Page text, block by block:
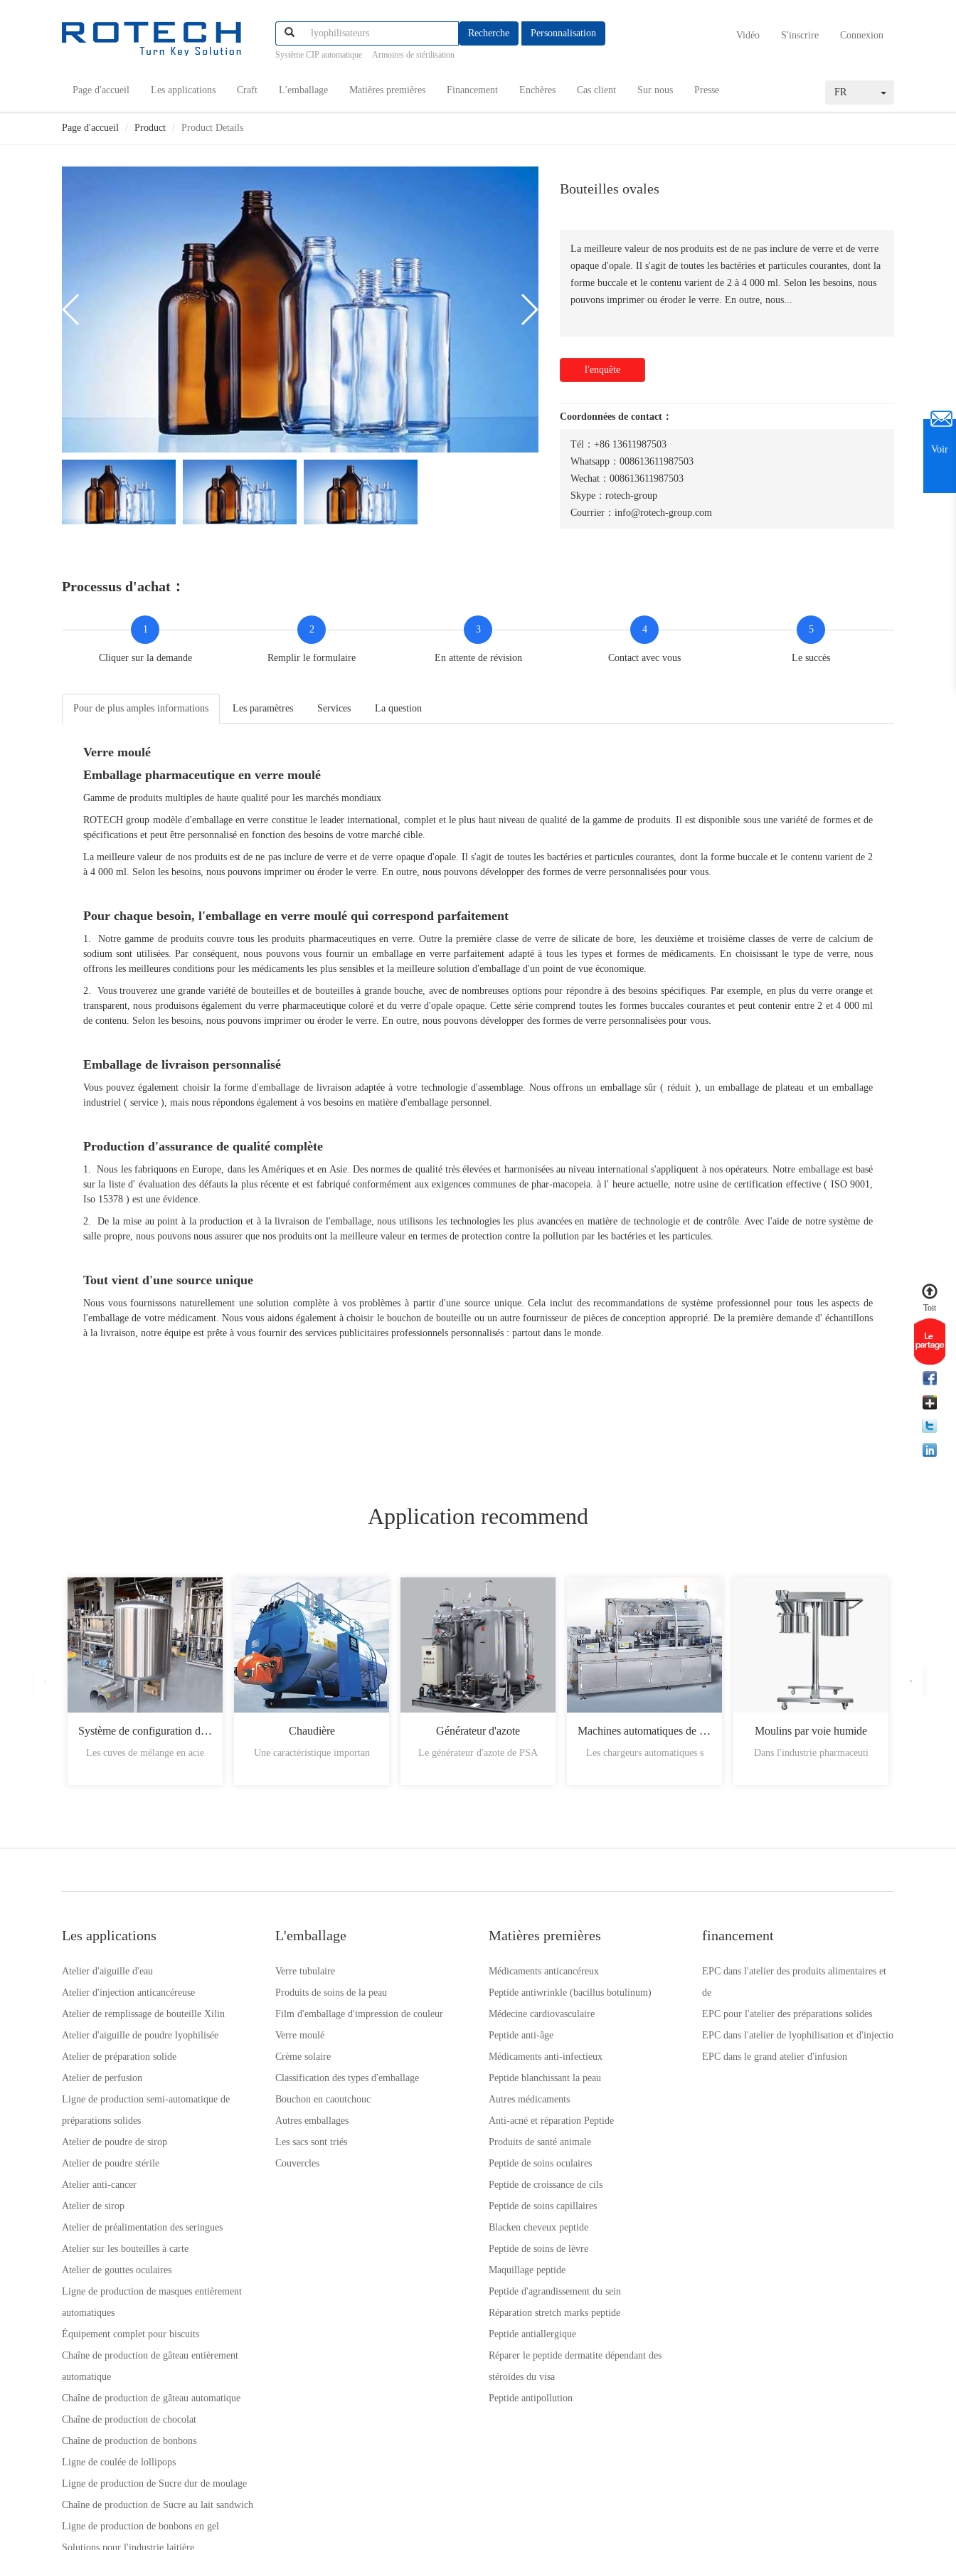
Recherche Personnalisation
Système CIP automatique Armoires de stérilisation
Vidéo S'inscrire Connexion
Page d'accueil Les applications Craft L'emballage Matières premières Financement Enchères Cas client Sur nous Presse FR
Page d'accueil Product Product Details
Bouteilles ovales
La meilleure valeur de nos produits est de ne pas inclure de verre et de verre
opaque d'opale. Il s'agit de toutes les bactéries et particules courantes, dont la
forme buccale et le contenu varient de 2 à 4 000 ml. Selon les besoins, nous
pouvons imprimer ou éroder le verre. En outre, nous...
l'enquête
Coordonnées de contact：
Tél：+86 13611987503
Whatsapp：008613611987503
Wechat：008613611987503
Skype：rotech-group
Courrier：info@rotech-group.com
Processus d'achat：
1
Cliquer sur la demande
2
Remplir le formulaire
3
En attente de révision
4
Contact avec vous
5
Le succès
Pour de plus amples informations Les paramètres Services La question
Verre moulé
Emballage pharmaceutique en verre moulé
Gamme de produits multiples de haute qualité pour les marchés mondiaux
ROTECH group modèle d'emballage en verre constitue le leader international, complet et le plus haut niveau de qualité de la gamme de produits. Il est disponible sous une variété de formes et de
spécifications et peut être personnalisé en fonction des besoins de votre marché cible.
La meilleure valeur de nos produits est de ne pas inclure de verre et de verre opaque d'opale. Il s'agit de toutes les bactéries et particules courantes, dont la forme buccale et le contenu varient de 2
à 4 000 ml. Selon les besoins, nous pouvons imprimer ou éroder le verre. En outre, nous pouvons développer des formes de verre personnalisées pour vous.
Pour chaque besoin, l'emballage en verre moulé qui correspond parfaitement
1. Notre gamme de produits couvre tous les produits pharmaceutiques en verre. Outre la première classe de verre de silicate de bore, les deuxième et troisième classes de verre de calcium de
sodium sont utilisées. Par conséquent, nous pouvons vous fournir un emballage en verre parfaitement adapté à tous les types et formes de médicaments. En choisissant le type de verre, nous
offrons les meilleures conditions pour les médicaments les plus sensibles et la meilleure solution d'emballage d'un point de vue économique.
2. Vous trouverez une grande variété de bouteilles et de bouteilles à grande bouche, avec de nombreuses options pour répondre à des besoins spécifiques. Par exemple, en plus du verre orange et
transparent, nous produisons également du verre pharmaceutique coloré et du verre d'opale opaque. Cette série comprend toutes les formes buccales courantes et peut contenir entre 2 et 4 000 ml
de contenu. Selon les besoins, nous pouvons imprimer ou éroder le verre. En outre, nous pouvons développer des formes de verre personnalisées pour vous.
Emballage de livraison personnalisé
Vous pouvez également choisir la forme d'emballage de livraison adaptée à votre technologie d'assemblage. Nous offrons un emballage sûr ( réduit ), un emballage de plateau et un emballage
industriel ( service ), mais nous répondons également à vos besoins en matière d'emballage personnel.
Production d'assurance de qualité complète
1. Nous les fabriquons en Europe, dans les Amériques et en Asie. Des normes de qualité très élevées et harmonisées au niveau international s'appliquent à nos opérateurs. Notre emballage est basé
sur la liste d' évaluation des défauts la plus récente et est fabriqué conformément aux exigences communes de phar-macopeia. à l' heure actuelle, notre usine de certification effective ( ISO 9001,
Iso 15378 ) est une évidence.
2. De la mise au point à la production et à la livraison de l'emballage, nous utilisons les technologies les plus avancées en matière de technologie et de contrôle. Avec l'aide de notre système de
salle propre, nous pouvons nous assurer que nos produits ont la meilleure valeur en termes de protection contre la pollution par les bactéries et les particules.
Tout vient d'une source unique
Nous vous fournissons naturellement une solution complète à vos problèmes à partir d'une source unique. Cela inclut des recommandations de système professionnel pour tous les aspects de
l'emballage de votre médicament. Nous vous aidons également à choisir le bouchon de bouteille ou un autre fournisseur de pièces de conception approprié. De la première demande d' échantillons
à la livraison, notre équipe est prête à vous fournir des services publicitaires professionnels personnalisés : partout dans le monde.
Application recommend
Système de configuration du sirop
Les cuves de mélange en acie
Chaudière
Une caractéristique importan
Générateur d'azote
Le générateur d'azote de PSA
Machines automatiques de chargement des boîtes
Les chargeurs automatiques s
Moulins par voie humide
Dans l'industrie pharmaceuti
Toit
Les applications
Atelier d'aiguille d'eau
Atelier d'injection anticancéreuse
Atelier de remplissage de bouteille Xilin
Atelier d'aiguille de poudre lyophilisée
Atelier de préparation solide
Atelier de perfusion
Ligne de production semi-automatique de
préparations solides
Atelier de poudre de sirop
Atelier de poudre stérile
Atelier anti-cancer
Atelier de sirop
Atelier de préalimentation des seringues
Atelier sur les bouteilles à carte
Atelier de gouttes oculaires
Ligne de production de masques entièrement
automatiques
Équipement complet pour biscuits
Chaîne de production de gâteau entièrement
automatique
Chaîne de production de gâteau automatique
Chaîne de production de chocolat
Chaîne de production de bonbons
Ligne de coulée de lollipops
Ligne de production de Sucre dur de moulage
Chaîne de production de Sucre au lait sandwich
Ligne de production de bonbons en gel
Solutions pour l'industrie laitière
L'emballage
Verre tubulaire
Produits de soins de la peau
Film d'emballage d'impression de couleur
Verre moulé
Crème solaire
Classification des types d'emballage
Bouchon en caoutchouc
Autres emballages
Les sacs sont triés
Couvercles
Matières premières
Médicaments anticancéreux
Peptide antiwrinkle (bacillus botulinum)
Médecine cardiovasculaire
Peptide anti-âge
Médicaments anti-infectieux
Peptide blanchissant la peau
Autres médicaments
Anti-acné et réparation Peptide
Produits de santé animale
Peptide de soins oculaires
Peptide de croissance de cils
Peptide de soins capillaires
Blacken cheveux peptide
Peptide de soins de lèvre
Maquillage peptide
Peptide d'agrandissement du sein
Réparation stretch marks peptide
Peptide antiallergique
Réparer le peptide dermatite dépendant des
stéroïdes du visa
Peptide antipollution
financement
EPC dans l'atelier des produits alimentaires et
de
EPC pour l'atelier des préparations solides
EPC dans l'atelier de lyophilisation et d'injectio
EPC dans le grand atelier d'infusion
Voir